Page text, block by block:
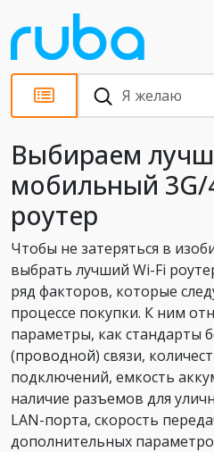
Статьи
Выбираем
мобильный 3G/
роутер
Чтобы не затеряться в
выбрать лучший Wi-Fi
ряд факторов, которые
процессе покупки. К ним
параметры, как стандарты
(проводной) связи,
подключений, емкость
наличие разъемов для
LAN-порта, скорость
дополнительных